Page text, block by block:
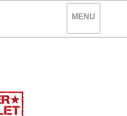
MENU